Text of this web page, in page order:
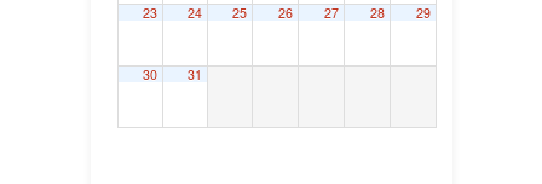
23 24 25 26 27 28 29
30 31